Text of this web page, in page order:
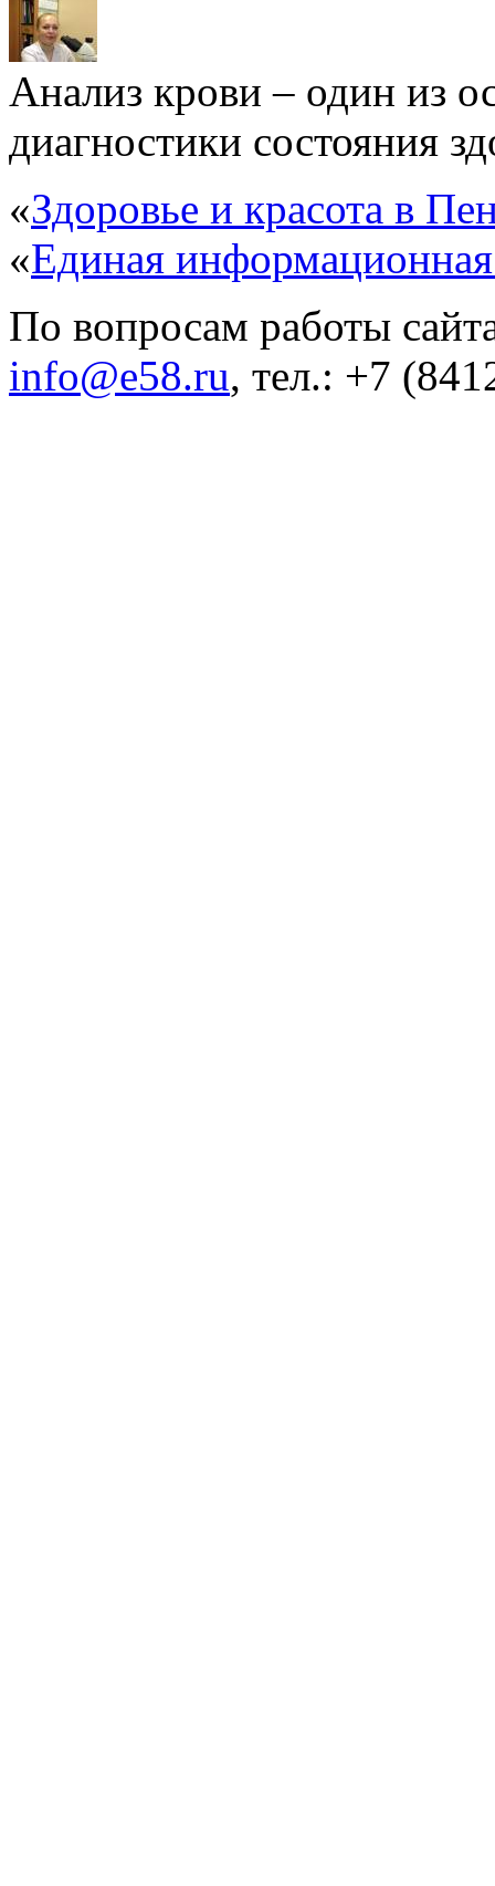
Анализ крови – один из
диагностики состояния
«Здоровье и красота в
«Единая
По вопросам работы
info@e58.ru, тел.: +7